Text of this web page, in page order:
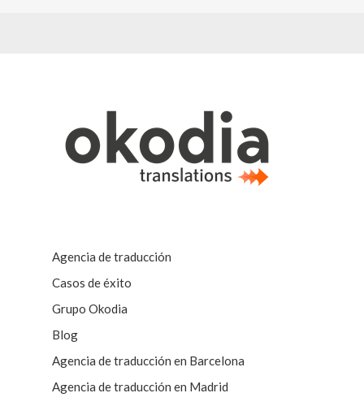
Agencia de traducción
Casos de éxito
Grupo Okodia
Blog
Agencia de traducción en Barcelona
Agencia de traducción en Madrid